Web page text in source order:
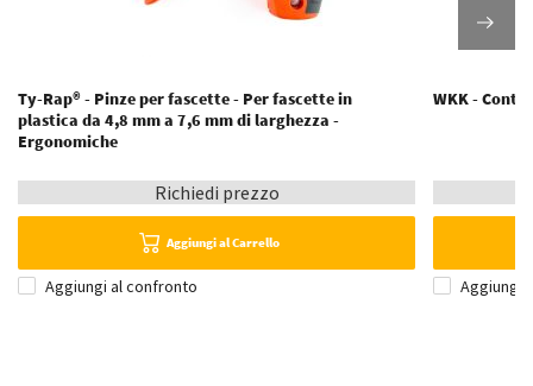
Ty-Rap® - Pinze per fascette - Per fascette in
plastica da 4,8 mm a 7,6 mm di larghezza -
Ergonomiche
Richiedi prezzo
Aggiungi al Carrello
Aggiungi al confronto
WKK -
Aggiungi